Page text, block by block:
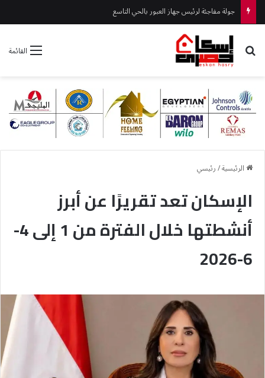
جهاز حدائق أكتوبر يواصل أعمال التطوير بطريق الحي الإيطالي
القائمة بحث عن
الرئيسية/رئيسي
الإسكان تعد تقريرًا عن أبرز
أنشطتها خلال الفترة من 1 إلى 4-
6-2026